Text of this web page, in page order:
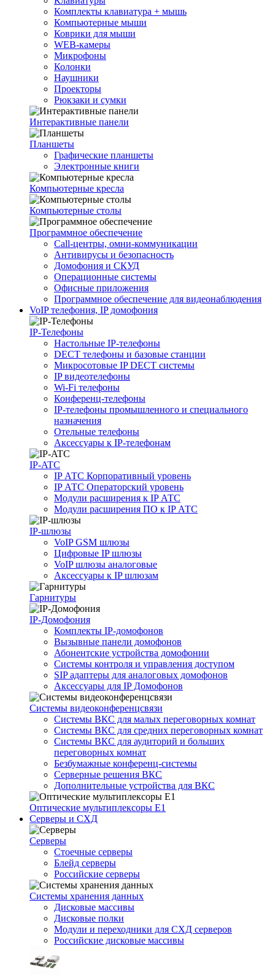
Комплекты клавиатура + мышь
Компьютерные мыши
Коврики для мыши
WEB-камеры
Микрофоны
Колонки
Наушники
Проекторы
Рюкзаки и сумки
Интерактивные панели
Планшеты
Графические планшеты
Электронные книги
Компьютерные кресла
Компьютерные столы
Программное обеспечение
Call-центры, омни-коммуникации
Антивирусы и безопасность
Домофония и СКУД
Операционные системы
Офисные приложения
Программное обеспечение для видеонаблюдения
VoIP телефония, IP домофония
IP-Телефоны
Настольные IP-телефоны
DECT телефоны и базовые станции
Микросотовые IP DECT системы
IP видеотелефоны
Wi-Fi телефоны
Конференц-телефоны
IP-телефоны промышленного и специального
назначения
Отельные телефоны
Аксессуары к IP-телефонам
IP-ATC
IP АТС Корпоративный уровень
IP АТС Операторский уровень
Модули расширения к IP АТС
Модули расширения ПО к IP АТС
IP-шлюзы
VoIP GSM шлюзы
Цифровые IP шлюзы
VoIP шлюзы аналоговые
Аксессуары к IP шлюзам
Гарнитуры
IP-Домофония
Комплекты IP-домофонов
Вызывные панели домофонов
Абонентские устройства домофонии
Системы контроля и управления доступом
SIP адаптеры для аналоговых домофонов
Аксессуары для IP Домофонов
Системы видеоконференцсвязи
Системы ВКС для малых переговорных комнат
Системы ВКС для средних переговорных комнат
Системы ВКС для аудиторий и больших
переговорных комнат
Безбумажные конференц-системы
Серверные решения ВКС
Дополнительные устройства для ВКС
Оптические мультиплексоры Е1
Серверы и СХД
Серверы
Стоечные серверы
Блейд серверы
Российские серверы
Системы хранения данных
Дисковые массивы
Дисковые полки
Модули и переходники для СХД серверов
Российские дисковые массивы